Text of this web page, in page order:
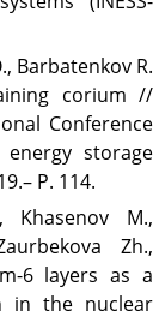
Barbatenkov R.
corium //
Conference
storage
P. 114.
Khasenov M.,
Zh.,
6 layers as a
in the nuclear